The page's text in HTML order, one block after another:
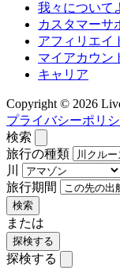
我々について
カスタマーサ
アフィリエイ
マイアカウン
キャリア
Copyright © 2026
プライバシーポリ
検索
旅行の種類
川
旅行期間
検索
または
探検する
探検する